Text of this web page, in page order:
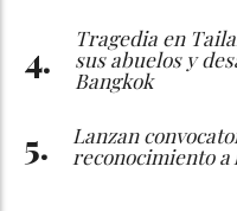
Tragedia en
sus abuelos y
Bangkok
Lanzan
reconocimiento a